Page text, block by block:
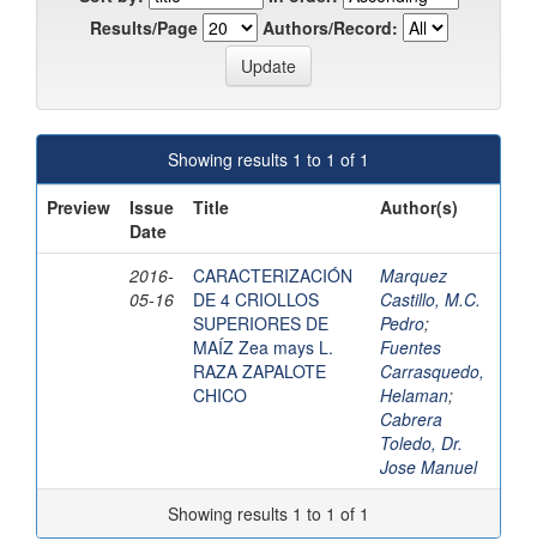
Results/Page
Authors/Record:
Showing results 1 to 1 of 1
Preview
Issue
Date
Title Author(s)
2016-
05-16
CARACTERIZACIÓN
DE 4 CRIOLLOS
SUPERIORES DE
MAÍZ Zea mays L.
RAZA ZAPALOTE
CHICO
Marquez
Castillo, M.C.
Pedro;
Fuentes
Carrasquedo,
Helaman;
Cabrera
Toledo, Dr.
Jose Manuel
Showing results 1 to 1 of 1